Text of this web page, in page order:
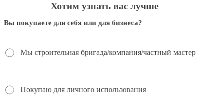
Хотим узнать вас лучше
Вы покупаете для себя или для бизнеса?
Мы строительная бригада/компания/частный мастер
Покупаю для личного использования